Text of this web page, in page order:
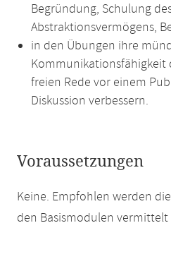
Begründung, Schulung
Abstraktionsvermögens,
in den Übungen ihre
Kommunikationsfähigkeit
freien Rede vor einem
Diskussion verbessern.
Voraussetzungen
Keine. Empfohlen werden
den Basismodulen vermittelt